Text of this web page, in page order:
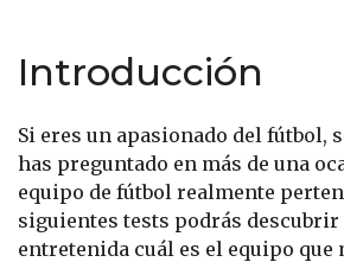
Introducción
Si eres un apasionado del fútbol,
has preguntado en más de una
equipo de fútbol realmente
siguientes tests podrás descubrir
entretenida cuál es el equipo que